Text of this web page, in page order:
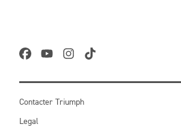
Contacter Triumph
Legal